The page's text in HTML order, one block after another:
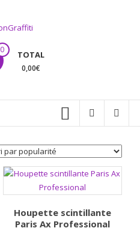
0 TOTAL
0,00€
Houpette scintillante
Paris Ax Professional